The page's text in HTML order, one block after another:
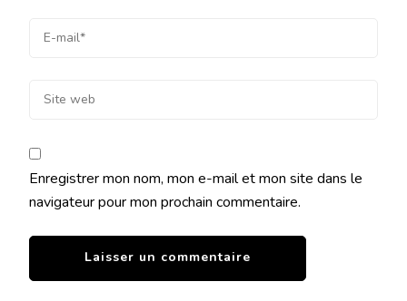
Enregistrer mon nom, mon e-mail et mon site dans le
navigateur pour mon prochain commentaire.